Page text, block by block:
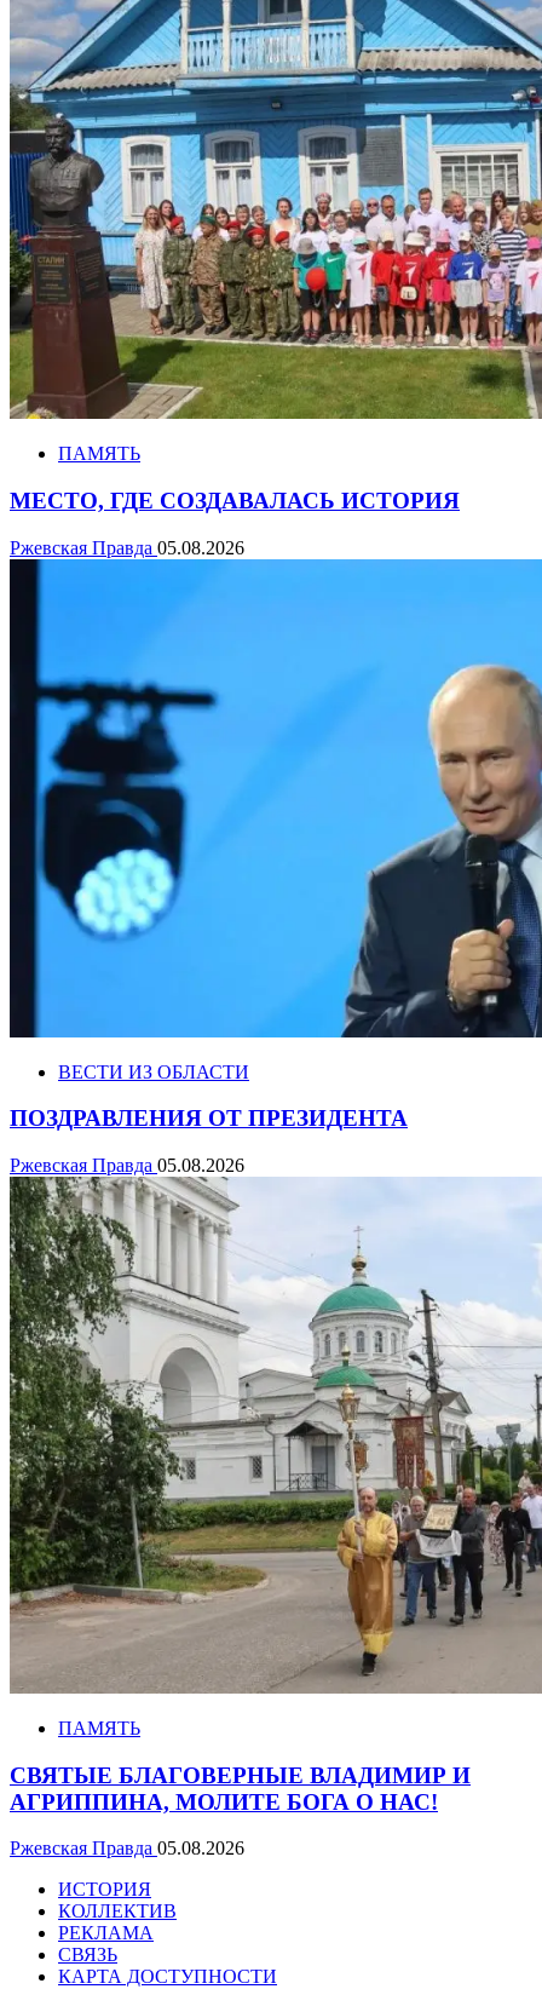
ПАМЯТЬ
МЕСТО, ГДЕ СОЗДАВАЛАСЬ ИСТОРИЯ
Ржевская Правда 05.08.2026
ВЕСТИ ИЗ ОБЛАСТИ
ПОЗДРАВЛЕНИЯ ОТ ПРЕЗИДЕНТА
Ржевская Правда 05.08.2026
ПАМЯТЬ
СВЯТЫЕ БЛАГОВЕРНЫЕ ВЛАДИМИР И
АГРИППИНА, МОЛИТЕ БОГА О НАС!
Ржевская Правда 05.08.2026
ИСТОРИЯ
КОЛЛЕКТИВ
РЕКЛАМА
СВЯЗЬ
КАРТА ДОСТУПНОСТИ